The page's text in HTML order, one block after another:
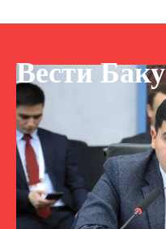
Вести Баку